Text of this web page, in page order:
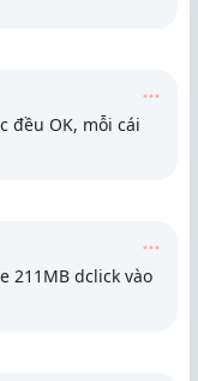
đều OK, mỗi cái
211MB dclick vào